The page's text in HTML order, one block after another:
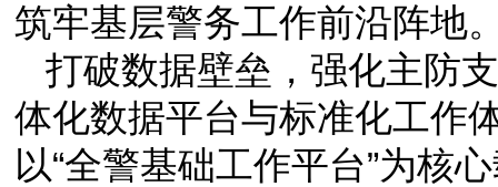
筑牢基层警务工作前沿阵地
打破数据壁垒，强化主防
体化数据平台与标准化工作
以“全警基础工作平台”为核